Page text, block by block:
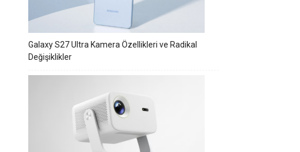
Galaxy S27 Ultra Kamera Özellikleri ve Radikal
Değişiklikler